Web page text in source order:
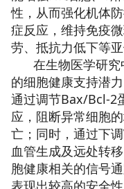
性，从而强化机体
症反应，维持免疫
劳、抵抗力低下等亚
在生物医学研
的细胞健康支持潜
通过调节Bax/Bcl-2
应，阻断异常细胞
亡；同时，通过下
血管生成及远处转
胞健康相关的信号
表现出较高的安全